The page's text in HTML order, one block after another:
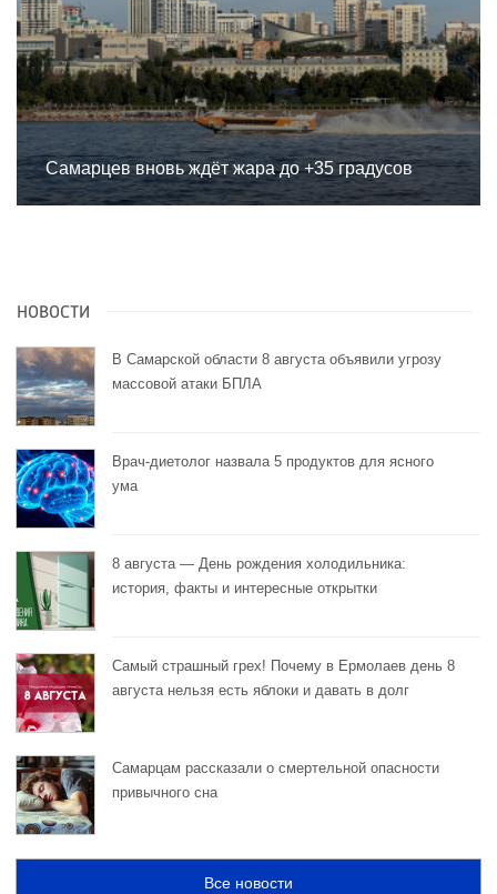
Самарцев вновь ждёт жара до +35 градусов
НОВОСТИ
В Самарской области 8 августа объявили угрозу
массовой атаки БПЛА
Врач-диетолог назвала 5 продуктов для ясного
ума
8 августа — День рождения холодильника:
история, факты и интересные открытки
Самый страшный грех! Почему в Ермолаев день 8
августа нельзя есть яблоки и давать в долг
Самарцам рассказали о смертельной опасности
привычного сна
Все новости